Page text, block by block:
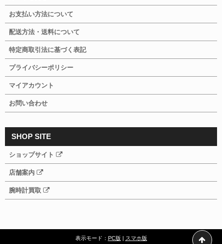
お支払い方法について
配送方法・送料について
特定商取引法に基づく表記
プライバシーポリシー
マイアカウント
お問い合わせ
SHOP SITE
ショップサイト
店舗案内
腕時計買取
表示モード： PC版 | スマホ版